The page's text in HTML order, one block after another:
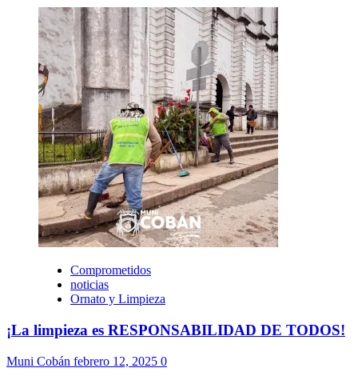
Comprometidos
noticias
Ornato y Limpieza
¡La limpieza es RESPONSABILIDAD DE TODOS!
Muni Cobán febrero 12, 2025 0